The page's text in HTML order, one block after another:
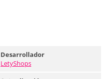
Desarrollador
LetyShops